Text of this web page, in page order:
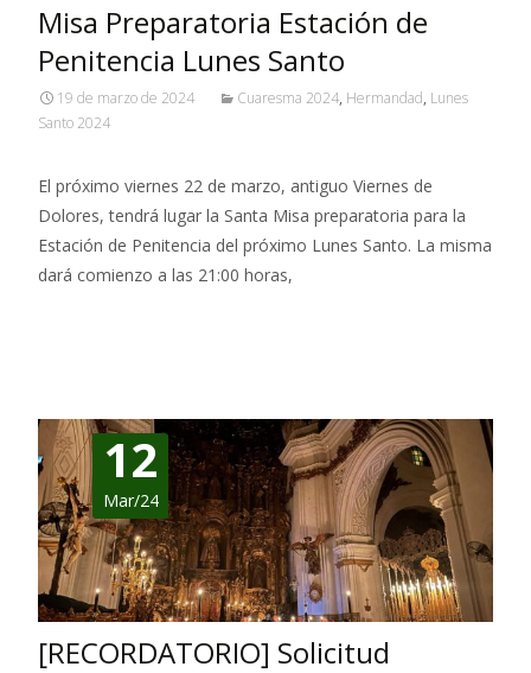
Misa Preparatoria Estación de
Penitencia Lunes Santo
19 de marzo de 2024 Cuaresma 2024, Hermandad, Lunes
Santo 2024
El próximo viernes 22 de marzo, antiguo Viernes de
Dolores, tendrá lugar la Santa Misa preparatoria para la
Estación de Penitencia del próximo Lunes Santo. La misma
dará comienzo a las 21:00 horas,
12
Mar/24
[RECORDATORIO] Solicitud